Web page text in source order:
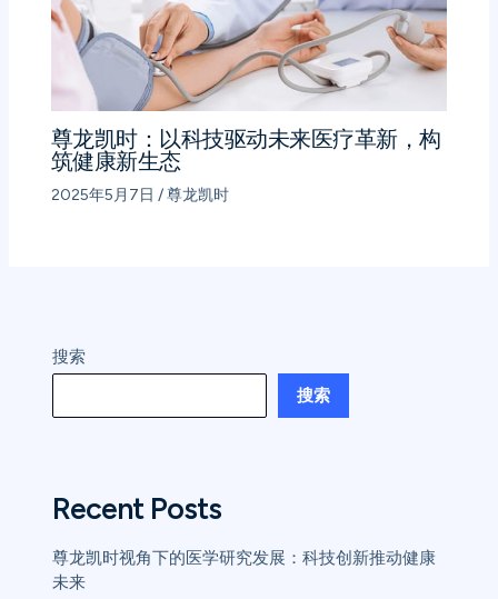
尊龙凯时：以科技驱动未来医疗革新，构
筑健康新生态
2025年5月7日 /尊龙凯时
搜索
搜索
Recent Posts
尊龙凯时视角下的医学研究发展：科技创新推动健康
未来